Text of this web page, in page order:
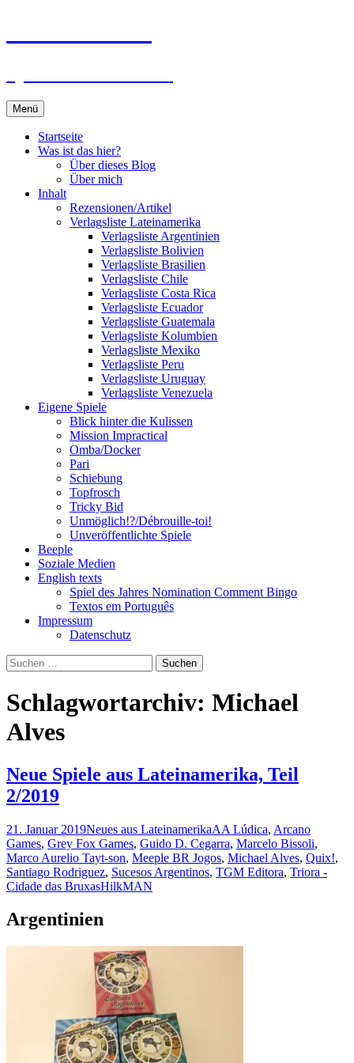
Menü
Startseite
Was ist das hier?
Über dieses Blog
Über mich
Inhalt
Rezensionen/Artikel
Verlagsliste Lateinamerika
Verlagsliste Argentinien
Verlagsliste Bolivien
Verlagsliste Brasilien
Verlagsliste Chile
Verlagsliste Costa Rica
Verlagsliste Ecuador
Verlagsliste Guatemala
Verlagsliste Kolumbien
Verlagsliste Mexiko
Verlagsliste Peru
Verlagsliste Uruguay
Verlagsliste Venezuela
Eigene Spiele
Blick hinter die Kulissen
Mission Impractical
Omba/Docker
Pari
Schiebung
Topfrosch
Tricky Bid
Unmöglich!?/Débrouille-toi!
Unveröffentlichte Spiele
Beeple
Soziale Medien
English texts
Spiel des Jahres Nomination Comment Bingo
Textos em Português
Impressum
Datenschutz
Suchen
nach:
Schlagwortarchiv: Michael
Alves
Neue Spiele aus Lateinamerika, Teil
2/2019
21. Januar 2019Neues aus LateinamerikaAA Lúdica, Arcano
Games, Grey Fox Games, Guido D. Cegarra, Marcelo Bissoli,
Marco Aurelio Tayt-son, Meeple BR Jogos, Michael Alves, Quix!,
Santiago Rodriguez, Sucesos Argentinos, TGM Editora, Triora -
Cidade das BruxasHilkMAN
Argentinien